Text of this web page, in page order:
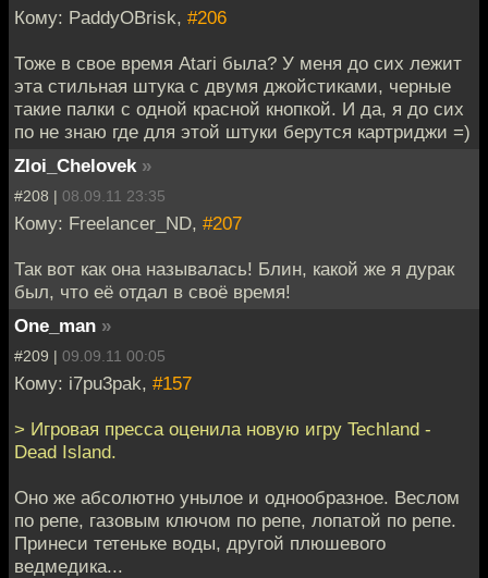
Кому: PaddyOBrisk, #206
Тоже в свое время Atari была? У меня до сих лежит
эта стильная штука с двумя джойстиками, черные
такие палки с одной красной кнопкой. И да, я до сих
по не знаю где для этой штуки берутся картриджи =)
Zloi_Chelovek »
#208 | 08.09.11 23:35
Кому: Freelancer_ND, #207
Так вот как она называлась! Блин, какой же я дурак
был, что её отдал в своё время!
One_man »
#209 | 09.09.11 00:05
Кому: i7pu3pak, #157
> Игровая пресса оценила новую игру Techland -
Dead Island.
Оно же абсолютно унылое и однообразное. Веслом
по репе, газовым ключом по репе, лопатой по репе.
Принеси тетеньке воды, другой плюшевого
ведмедика...